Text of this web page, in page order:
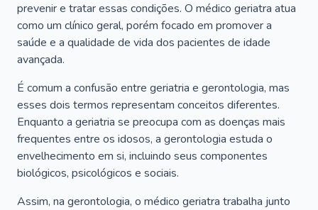
prevenir e tratar essas condições. O médico geriatra atua
como um clínico geral, porém focado em promover a
saúde e a qualidade de vida dos pacientes de idade
avançada.
É comum a confusão entre geriatria e gerontologia, mas
esses dois termos representam conceitos diferentes.
Enquanto a geriatria se preocupa com as doenças mais
frequentes entre os idosos, a gerontologia estuda o
envelhecimento em si, incluindo seus componentes
biológicos, psicológicos e sociais.
Assim, na gerontologia, o médico geriatra trabalha junto